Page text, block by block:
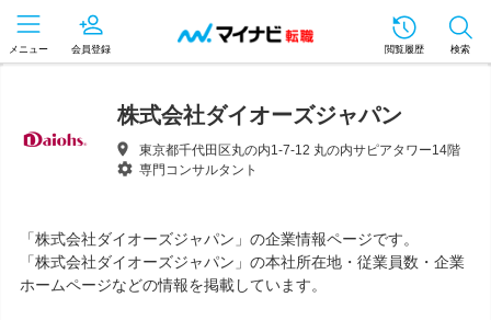
メニュー 会員登録 閲覧履歴 検索
株式会社ダイオーズジャパン
東京都千代田区丸の内1-7-12 丸の内サピアタワー14階
専門コンサルタント
「株式会社ダイオーズジャパン」の企業情報ページです。
「株式会社ダイオーズジャパン」の本社所在地・従業員数・企業
ホームページなどの情報を掲載しています。